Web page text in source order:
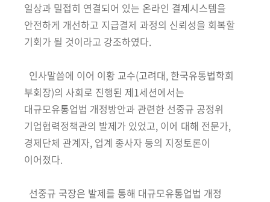
일상과 밀접히 연결되어 있는 온라인 결제시스템을
안전하게 개선하고 지급결제 과정의 신뢰성을 회복할
기회가 될 것이라고 강조하였다.
인사말씀에 이어 이황 교수(고려대, 한국유통법학회
부회장)의 사회로 진행된 제1세션에서는
대규모유통업법 개정방안과 관련한 선중규 공정위
기업협력정책관의 발제가 있었고, 이에 대해 전문가,
경제단체 관계자, 업계 종사자 등의 지정토론이
이어졌다.
선중규 국장은 발제를 통해 대규모유통업법 개정